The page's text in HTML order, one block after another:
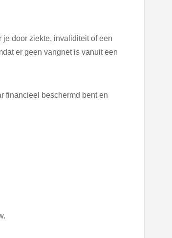
door ziekte, invaliditeit of een
er geen vangnet is vanuit een
financieel beschermd bent en